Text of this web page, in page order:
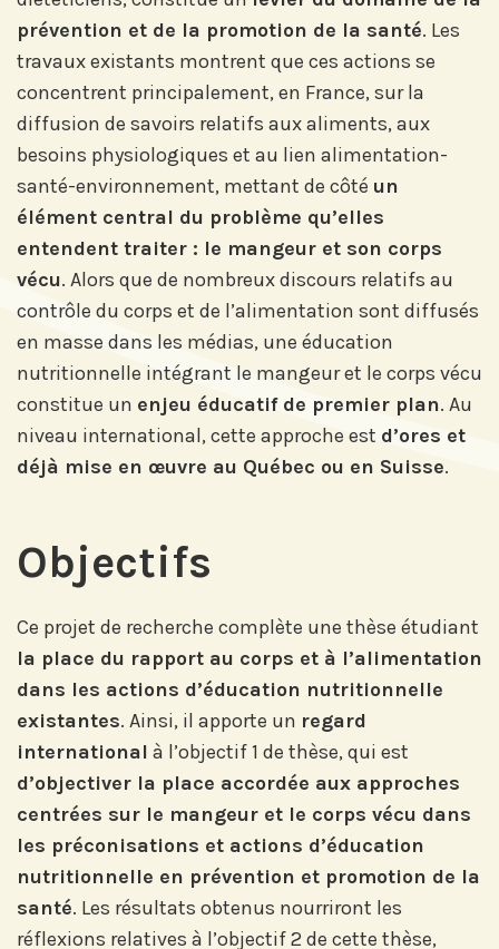
prévention et de la promotion de la santé. Les
travaux existants montrent que ces actions se
concentrent principalement, en France, sur la
diffusion de savoirs relatifs aux aliments, aux
besoins physiologiques et au lien alimentation-
santé-environnement, mettant de côté un
élément central du problème qu’elles
entendent traiter : le mangeur et son corps
vécu. Alors que de nombreux discours relatifs au
contrôle du corps et de l’alimentation sont diffusés
en masse dans les médias, une éducation
nutritionnelle intégrant le mangeur et le corps vécu
constitue un enjeu éducatif de premier plan. Au
niveau international, cette approche est d’ores et
déjà mise en œuvre au Québec ou en Suisse.
Objectifs
Ce projet de recherche complète une thèse étudiant
la place du rapport au corps et à l’alimentation
dans les actions d’éducation nutritionnelle
existantes. Ainsi, il apporte un regard
international à l’objectif 1 de thèse, qui est
d’objectiver la place accordée aux approches
centrées sur le mangeur et le corps vécu dans
les préconisations et actions d’éducation
nutritionnelle en prévention et promotion de la
santé. Les résultats obtenus nourriront les
réflexions relatives à l’objectif 2 de cette thèse,
Abonnez-vous à notre compte
LinkedIn pour suivre nos actualités,
événements et les avancées de
l'Institut.